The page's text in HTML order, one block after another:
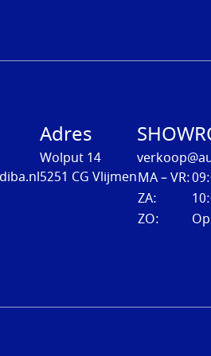
Adres
Wolput 14
5251 CG VlijmenMA – VR:
ZA:
ZO: